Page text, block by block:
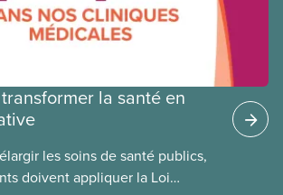
la santé en
les soins de santé publics,
doivent appliquer la Loi